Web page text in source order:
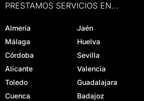
PRESTAMOS SERVICIOS EN...
Almería Jaén
Málaga
Huelva
Córdoba
Sevilla
Alicante
Valencia
Toledo
Guadalajara
Cuenca
Badajoz